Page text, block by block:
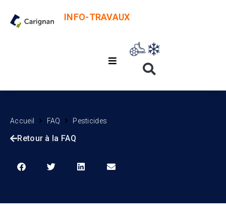
INFO-TRAVAUX
Accueil FAQ Pesticides
Retour à la FAQ